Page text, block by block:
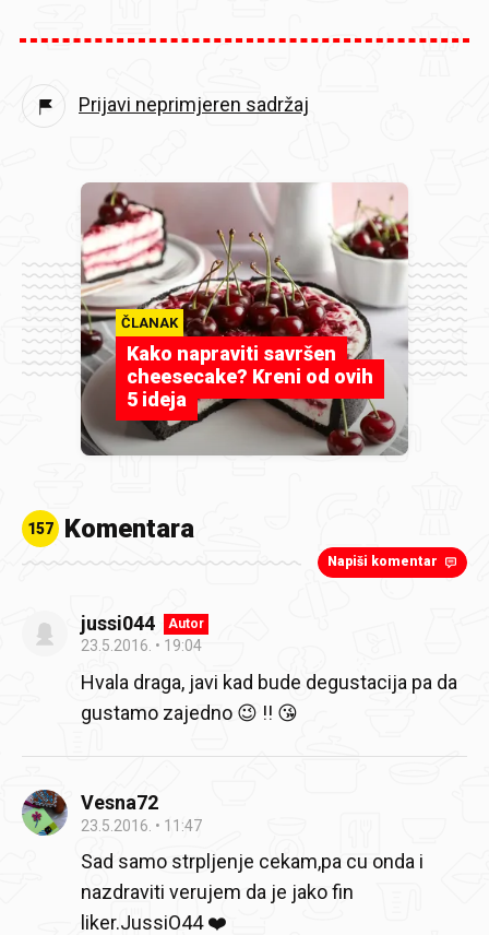
Prijavi neprimjeren sadržaj
ČLANAK
Kako napraviti savršen
cheesecake? Kreni od ovih
5 ideja
157 Komentara
Napiši komentar
jussi044 Autor
23.5.2016. 19:04
Hvala draga, javi kad bude degustacija pa da
gustamo zajedno 😉 !! 😘
Vesna72
23.5.2016. 11:47
Sad samo strpljenje cekam,pa cu onda i
nazdraviti verujem da je jako fin
liker.JussiO44 ❤️